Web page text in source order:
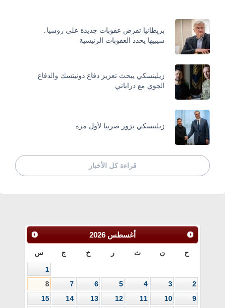
بريطانيا تفرض عقوبات جديدة على روسيا..
سيبيها يحدد العقوبات الرئيسية
زيلينسكي يبحث تعزيز دفاع دونيتسك والدفاع
الجوي مع دراباتي
زيلينسكي يزور صربيا لأول مرة
قراءة كل الأخبار
أغسطس 2026
ح ن ث ر خ ج س
1
2
3
4
5
6
7
8
9
10
11
12
13
14
15